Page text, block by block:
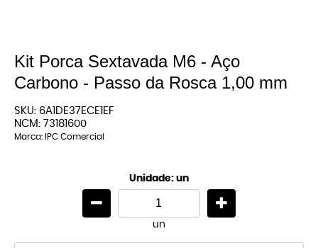
Kit Porca Sextavada M6 - Aço
Carbono - Passo da Rosca 1,00 mm
SKU: 6A1DE37ECE1EF
NCM: 73181600
Marca: IPC Comercial
Unidade: un
un